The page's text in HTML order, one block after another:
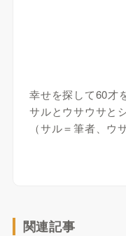
幸せを探して60才
サルとウサウサと
（サル＝筆者、ウ
関連記事